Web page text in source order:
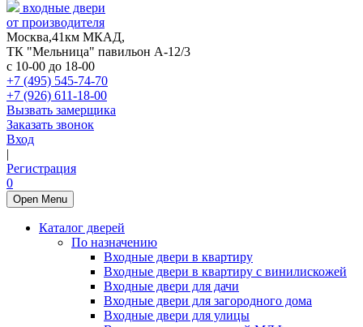
входные двери
от производителя
Москва,41км МКАД,
ТК "Мельница" павильон А-12/3
с 10-00 до 18-00
+7 (495) 545-74-70
+7 (926) 611-18-00
Вызвать замерщика
Заказать звонок
Вход
|
Регистрация
0
Open Menu
Каталог дверей
По назначению
Входные двери в квартиру
Входные двери в квартиру с винилискожей
Входные двери для дачи
Входные двери для загородного дома
Входные двери для улицы